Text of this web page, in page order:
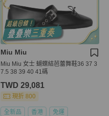
Miu Miu
Miu Miu 女士 蝴蝶結芭蕾舞鞋36 37 3
7.5 38 39 40 41碼
TWD 29,081
現折 800
全新品 香港 免運